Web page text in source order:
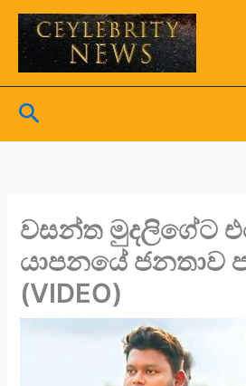
Skip
content
Search
වසන්ත මුදලිගේට
යාපනයේ ජනතාව
(VIDEO)